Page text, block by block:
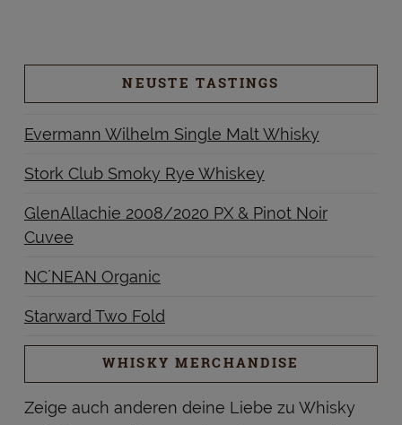
NEUSTE TASTINGS
Evermann Wilhelm Single Malt Whisky
Stork Club Smoky Rye Whiskey
GlenAllachie 2008/2020 PX & Pinot Noir
Cuvee
NC´NEAN Organic
Starward Two Fold
WHISKY MERCHANDISE
Zeige auch anderen deine Liebe zu Whisky